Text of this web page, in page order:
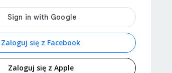
Zaloguj się z Facebook
Zaloguj się z Apple